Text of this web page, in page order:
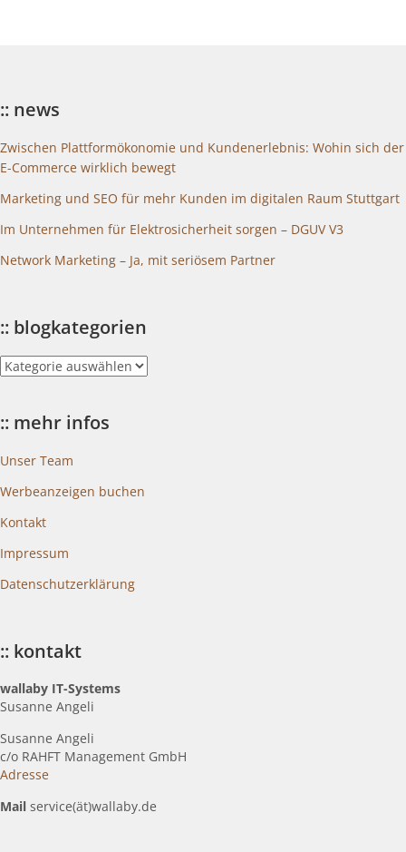
:: news
Zwischen Plattformökonomie und Kundenerlebnis: Wohin sich der
E-Commerce wirklich bewegt
Marketing und SEO für mehr Kunden im digitalen Raum Stuttgart
Im Unternehmen für Elektrosicherheit sorgen – DGUV V3
Network Marketing – Ja, mit seriösem Partner
:: blogkategorien
::
blogkategorien
:: mehr infos
Unser Team
Werbeanzeigen buchen
Kontakt
Impressum
Datenschutzerklärung
:: kontakt
wallaby IT-Systems
Susanne Angeli
Susanne Angeli
c/o RAHFT Management GmbH
Adresse
Mail service(ät)wallaby.de